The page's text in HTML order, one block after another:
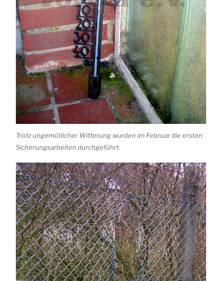
Trotz ungemütlicher Witterung wurden im Februar die ersten
Sicherungsarbeiten durchgeführt.